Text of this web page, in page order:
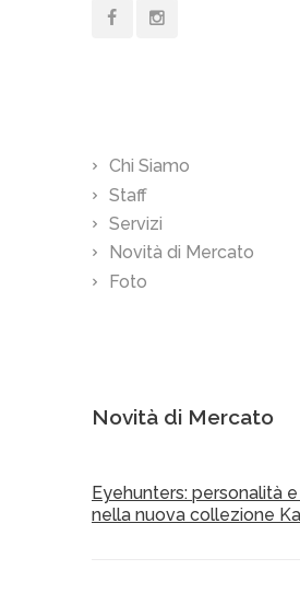
Chi Siamo
Staff
Servizi
Novità di Mercato
Foto
Novità di Mercato
Eyehunters: personalità
nella nuova collezione